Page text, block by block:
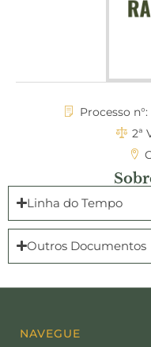
Processo n°:
2ª
Linha do Tempo
Outros Documentos
NAVEGUE